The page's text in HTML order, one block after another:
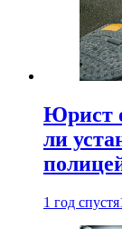
Юрист
ли
1 год спустя